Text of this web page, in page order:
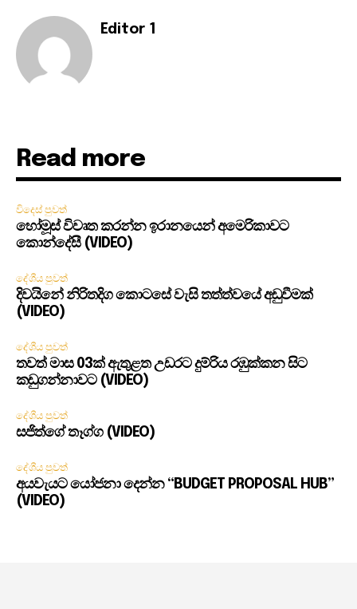
Editor 1
Read more
විදෙස් පුවත්
හෝමූස් විවෘත කරන්න ඉරානයෙන් අමෙරිකාවට
කොන්දේසී (VIDEO)
දේශීය පුවත්
දිවයිනේ නිරිතදිග කොටසේ වැසි තත්ත්වයේ අඩුවීමක්
(VIDEO)
දේශීය පුවත්
තවත් මාස 03ක් ඇතුළත උඩරට දුම්රිය රඹුක්කන සිට
කඩුගන්නාවට (VIDEO)
දේශීය පුවත්
සජිත්ගේ තෑග්ග (VIDEO)
දේශීය පුවත්
අයවැයට යෝජනා දෙන්න “BUDGET PROPOSAL HUB”
(VIDEO)